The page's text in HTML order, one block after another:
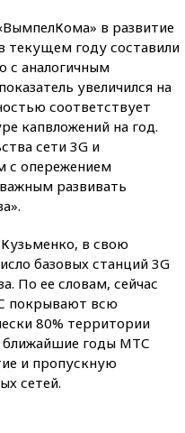
в развитие
текущем году составили
с аналогичным
увеличился на
соответствует
капвложений на год.
сети 3G и
с опережением
развивать
в свою
базовых станций 3G
По ее словам, сейчас
покрывают всю
80% территории
ближайшие годы МТС
и пропускную
сетей.